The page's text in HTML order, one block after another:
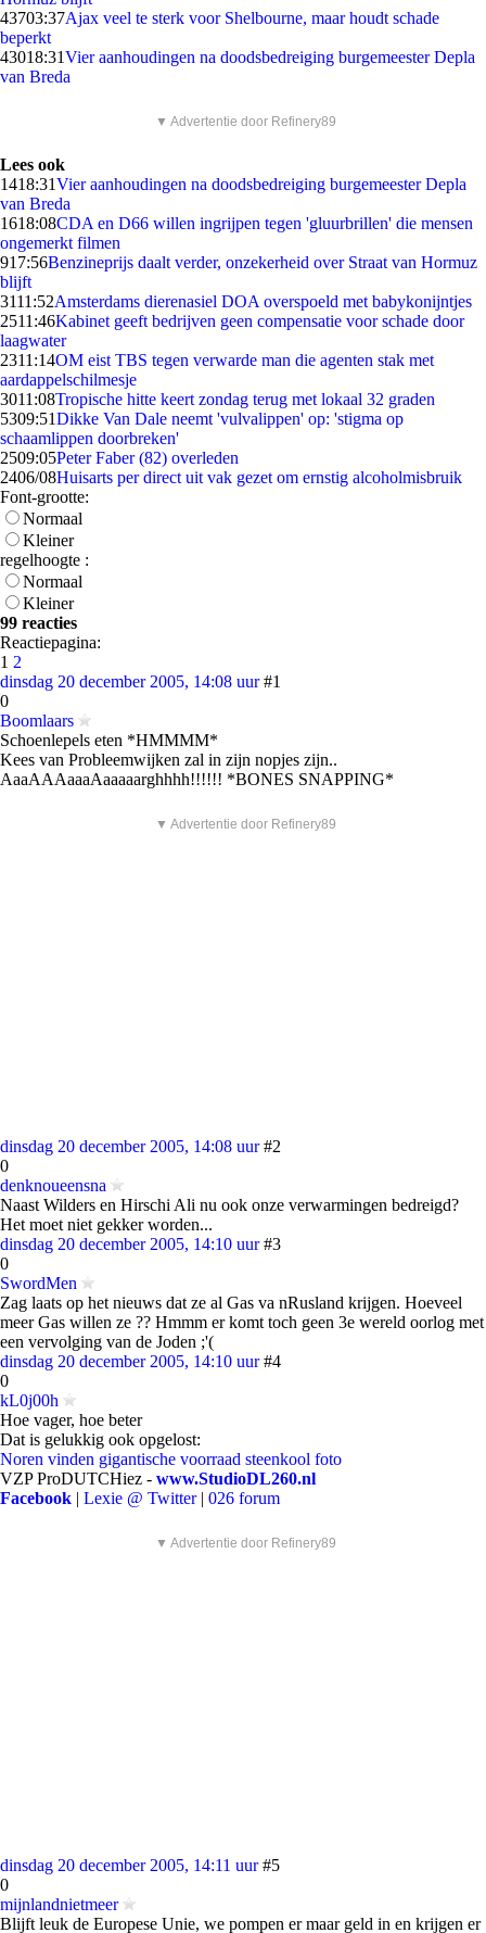
43703:37Ajax veel te sterk voor Shelbourne, maar houdt schade
beperkt
43018:31Vier aanhoudingen na doodsbedreiging burgemeester Depla
van Breda
▼ Advertentie door Refinery89
Lees ook
1418:31Vier aanhoudingen na doodsbedreiging burgemeester Depla
van Breda
1618:08CDA en D66 willen ingrijpen tegen 'gluurbrillen' die mensen
ongemerkt filmen
917:56Benzineprijs daalt verder, onzekerheid over Straat van Hormuz
blijft
3111:52Amsterdams dierenasiel DOA overspoeld met babykonijntjes
2511:46Kabinet geeft bedrijven geen compensatie voor schade door
laagwater
2311:14OM eist TBS tegen verwarde man die agenten stak met
aardappelschilmesje
3011:08Tropische hitte keert zondag terug met lokaal 32 graden
5309:51Dikke Van Dale neemt 'vulvalippen' op: 'stigma op
schaamlippen doorbreken'
2509:05Peter Faber (82) overleden
2406/08Huisarts per direct uit vak gezet om ernstig alcoholmisbruik
Font-grootte:
Normaal
Kleiner
regelhoogte :
Normaal
Kleiner
99 reacties
Reactiepagina:
1 2
dinsdag 20 december 2005, 14:08 uur #1
0
Boomlaars
Schoenlepels eten *HMMMM*
Kees van Probleemwijken zal in zijn nopjes zijn..
AaaAAAaaaAaaaaarghhhh!!!!!! *BONES SNAPPING*
▼ Advertentie door Refinery89
dinsdag 20 december 2005, 14:08 uur #2
0
denknoueensna
Naast Wilders en Hirschi Ali nu ook onze verwarmingen bedreigd?
Het moet niet gekker worden...
dinsdag 20 december 2005, 14:10 uur #3
0
SwordMen
Zag laats op het nieuws dat ze al Gas va nRusland krijgen. Hoeveel
meer Gas willen ze ?? Hmmm er komt toch geen 3e wereld oorlog met
een vervolging van de Joden ;'(
dinsdag 20 december 2005, 14:10 uur #4
0
kL0j00h
Hoe vager, hoe beter
Dat is gelukkig ook opgelost:
Noren vinden gigantische voorraad steenkool foto
VZP ProDUTCHiez - www.StudioDL260.nl
Facebook | Lexie @ Twitter| 026 forum
▼ Advertentie door Refinery89
dinsdag 20 december 2005, 14:11 uur #5
0
mijnlandnietmeer
Blijft leuk de Europese Unie, we pompen er maar geld in en krijgen er